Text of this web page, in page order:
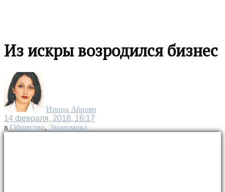
Из искры возродился бизнес
Ирина Аброян
14 февраля, 2018, 16:17
в Общество,Экономика